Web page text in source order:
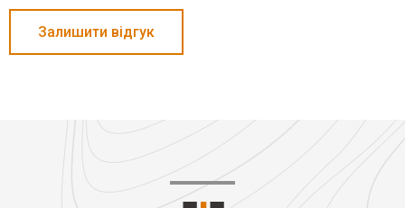
Залишити відгук